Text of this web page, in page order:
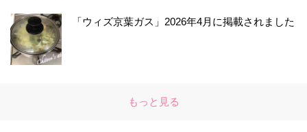
「ウィズ京葉ガス」2026年4月に掲載されました
もっと見る